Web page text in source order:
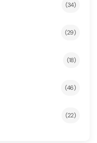
(34)
(29)
(18)
(46)
(22)